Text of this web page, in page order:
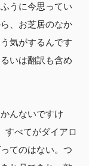
うに今思ってい
、お芝居のなか
気がするんです
いは翻訳も含め
んないですけ
すべてがダイアロ
てのはない。つ